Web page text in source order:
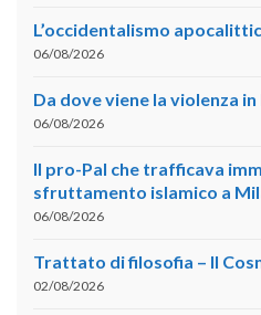
L’occidentalismo
06/08/2026
Da dove viene la violenza in
06/08/2026
Il pro-Pal che trafficava
sfruttamento islamico a
06/08/2026
Trattato di filosofia – II
02/08/2026